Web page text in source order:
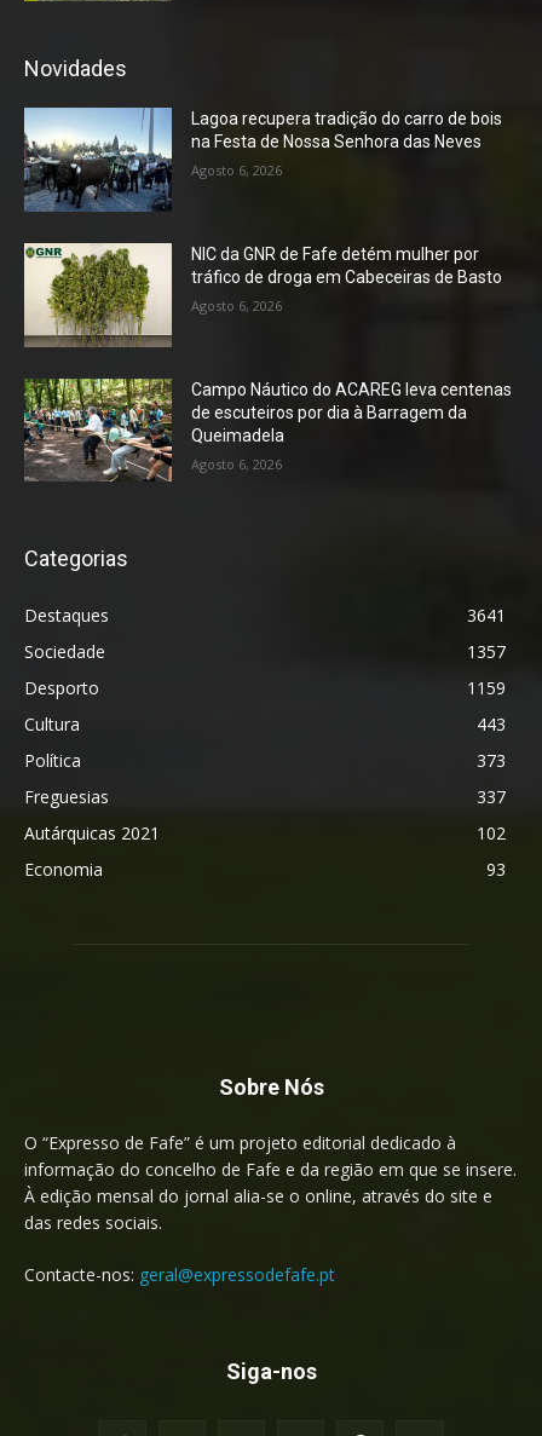
Novidades
Lagoa recupera tradição do carro de bois
na Festa de Nossa Senhora das Neves
Agosto 6, 2026
NIC da GNR de Fafe detém mulher por
tráfico de droga em Cabeceiras de Basto
Agosto 6, 2026
Campo Náutico do ACAREG leva centenas
de escuteiros por dia à Barragem da
Queimadela
Agosto 6, 2026
Categorias
Destaques
3641
Sociedade
1357
Desporto
1159
Cultura
443
Política
373
Freguesias
337
Autárquicas 2021
102
Economia
93
Sobre Nós
O “Expresso de Fafe” é um projeto editorial dedicado à
informação do concelho de Fafe e da região em que se insere.
À edição mensal do jornal alia-se o online, através do site e
das redes sociais.
Contacte-nos: geral@expressodefafe.pt
Siga-nos